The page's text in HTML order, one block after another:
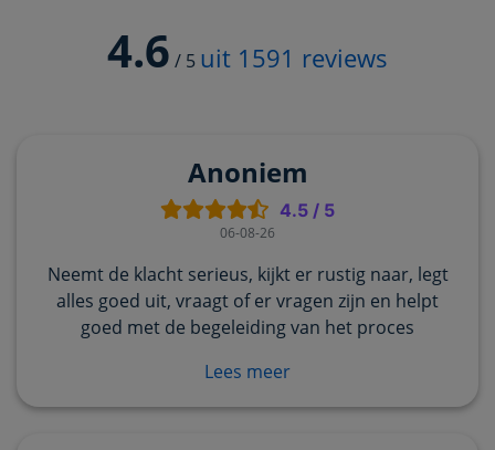
4.6 / 5 uit 1591 reviews
Anoniem
4.5/ 5
06-08-26
Neemt de klacht serieus, kijkt er rustig naar, legt
alles goed uit, vraagt of er vragen zijn en helpt
goed met de begeleiding van het proces
Lees meer